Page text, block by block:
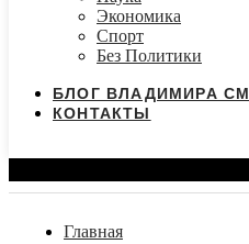
Экономика
Спорт
Без Политики
БЛОГ ВЛАДИМИРА
КОНТАКТЫ
Главная